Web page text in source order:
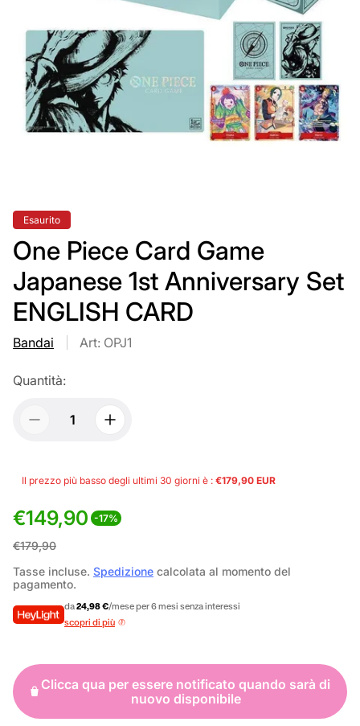
Etichetta
del
prodotto:
Esaurito
One Piece Card Game
Japanese 1st Anniversary Set
ENGLISH CARD
Bandai Art: OPJ1
Quantità:
Il prezzo più basso degli ultimi 30 giorni è : €179,90 EUR
P
r
e
z
o
d
€149,90 -17%
P
r
e
z
o
n
o
€179,90
Tasse incluse. Spedizione calcolata al momento del
pagamento.
da24,98 €/mese per 6 mesi senza interessi
scopri di più
Clicca qua per essere notificato quando sarà di
nuovo disponibile